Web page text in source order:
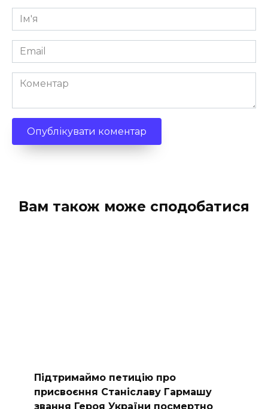
Ім'я
*
Email
*
Коментар
Вам також може сподобатися
Підтримаймо петицію про
присвоєння Станіславу Гармашу
звання Героя України посмертно